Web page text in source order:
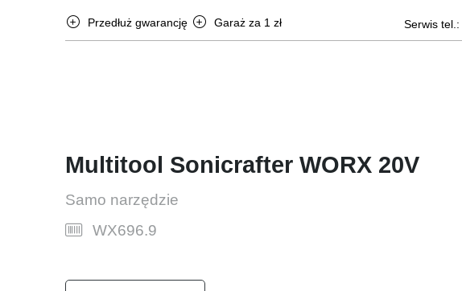
Przedłuż gwarancję Garaż za 1 zł Serwis tel.:
Multitool Sonicrafter WORX 20V
Samo narzędzie
WX696.9